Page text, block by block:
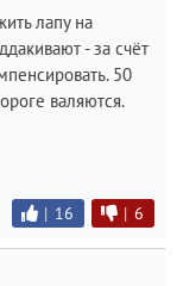
лапу на
- за счёт
50
валяются.
| 16 | 6